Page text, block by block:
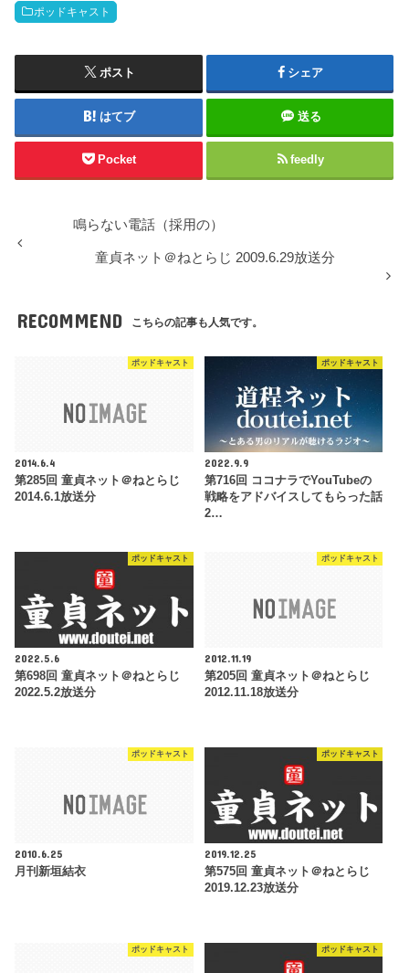
ポッドキャスト
ポスト シェア
はてブ 送る
Pocket feedly
鳴らない電話（採用の）
童貞ネット＠ねとらじ 2009.6.29放送分
RECOMMEND こちらの記事も人気です。
ポッドキャスト
2014.6.4
第285回 童貞ネット＠ねとらじ
2014.6.1放送分
ポッドキャスト
2022.9.9
第716回 ココナラでYouTubeの
戦略をアドバイスしてもらった話
2…
ポッドキャスト
2022.5.6
第698回 童貞ネット＠ねとらじ
2022.5.2放送分
ポッドキャスト
2012.11.19
第205回 童貞ネット＠ねとらじ
2012.11.18放送分
ポッドキャスト
2010.6.25
月刊新垣結衣
ポッドキャスト
2019.12.25
第575回 童貞ネット＠ねとらじ
2019.12.23放送分
ポッドキャスト ポッドキャスト